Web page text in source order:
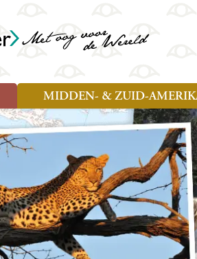
Landen
Botswana
Egypte
Ghana
Kaapverdië
Madagaskar
Malawi
MIDDEN- & ZUID-
Soort reizen
Familiereis (11)
Fietsreis (1)
Cultuur (9)
Natuur (13)
Landen
Belize
Bolivia
Brazilië
Chili
Costa
Cuba